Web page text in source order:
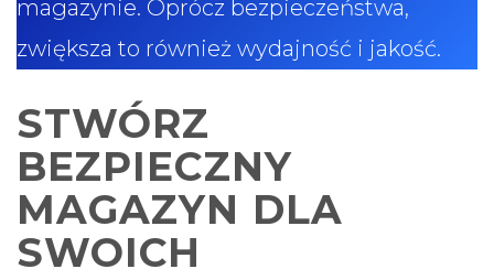
magazynie. Oprócz bezpieczeństwa,
zwiększa to również wydajność i jakość.
STWÓRZ
BEZPIECZNY
MAGAZYN DLA
SWOICH